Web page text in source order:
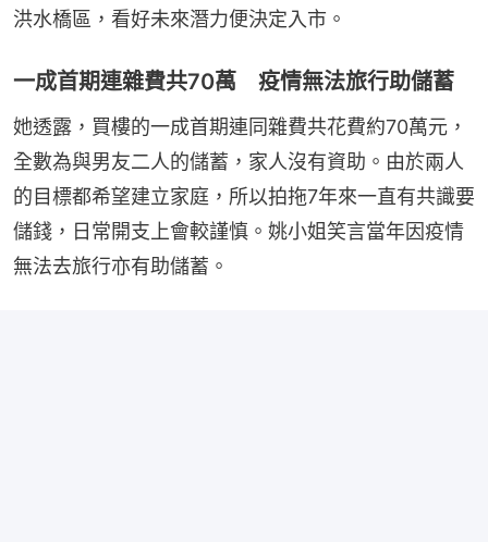
洪水橋區，看好未來潛力便決定入市。
一成首期連雜費共70萬 疫情無法旅行助儲蓄
她透露，買樓的一成首期連同雜費共花費約70萬元，
全數為與男友二人的儲蓄，家人沒有資助。由於兩人
的目標都希望建立家庭，所以拍拖7年來一直有共識要
儲錢，日常開支上會較謹慎。姚小姐笑言當年因疫情
無法去旅行亦有助儲蓄。